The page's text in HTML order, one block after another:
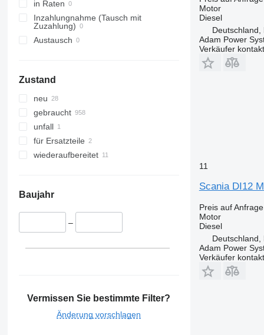
in Raten
Inzahlungnahme (Tausch mit
Zuzahlung)
Austausch
Zustand
neu
gebraucht
unfall
für Ersatzteile
wiederaufbereitet
Baujahr
–
Vermissen Sie bestimmte Filter?
Änderung vorschlagen
Motor
Diesel
Deutschland,
Adam Power
Verkäufer
11
Scania DI12
Preis auf Anfrage
Motor
Diesel
Deutschland,
Adam Power
Verkäufer